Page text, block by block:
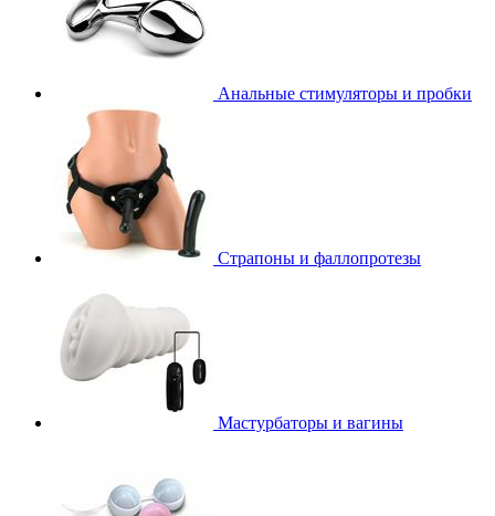
Анальные стимуляторы и пробки
Страпоны и фаллопротезы
Мастурбаторы и вагины